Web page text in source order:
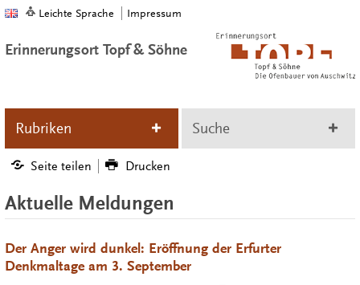
Leichte Sprache Impressum
Erinnerungsort Topf & Söhne
Rubriken Suche
Seite teilen Drucken
Aktuelle Meldungen
Der Anger wird dunkel: Eröffnung der Erfurter
Denkmaltage am 3. September